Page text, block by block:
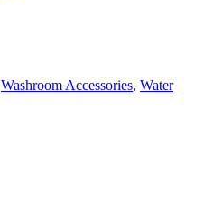
Washroom Accessories, Water